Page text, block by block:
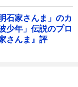
石家さんま」のカ
少年」伝説のプロ
さんま』評